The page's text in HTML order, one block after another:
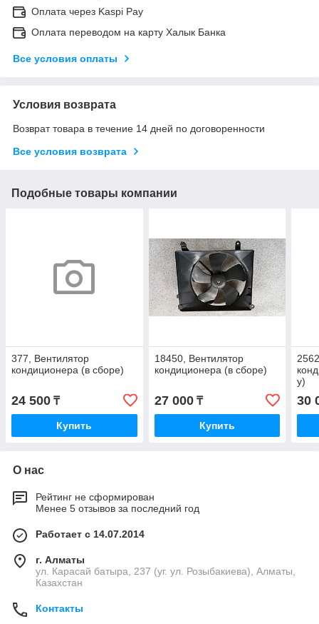
Оплата через Kaspi Pay
Оплата переводом на карту Халык Банка
Все условия оплаты
Условия возврата
Возврат товара в течение 14 дней по договоренности
Все условия возврата
Подобные товары компании
377, Вентилятор
кондиционера (в сборе)
24 500 ₸
Купить
18450, Вентилятор
кондиционера (в сборе)
27 000₸
Купить
у)
30
О нас
Рейтинг не сформирован
Менее 5 отзывов за последний год
Работает с 14.07.2014
г. Алматы
ул. Карасай батыра, 237 (уг. ул. Розыбакиева), Алматы,
Казахстан
Контакты